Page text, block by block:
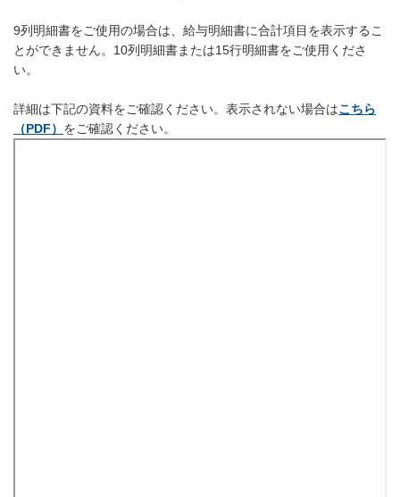
9列明細書をご使用の場合は、給与明細書に合計項目を表示するこ
とができません。10列明細書または15行明細書をご使用くださ
い。
詳細は下記の資料をご確認ください。表示されない場合はこちら
（PDF） をご確認ください。